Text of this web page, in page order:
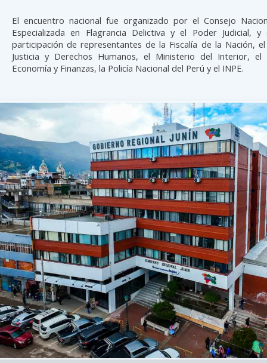
El encuentro nacional fue organizado por el Consejo
Especializada en Flagrancia Delictiva y el Poder Judicial,
participación de representantes de la Fiscalía de la Nación,
Justicia y Derechos Humanos, el Ministerio del Interior, el
Economía y Finanzas, la Policía Nacional del Perú y el INPE.